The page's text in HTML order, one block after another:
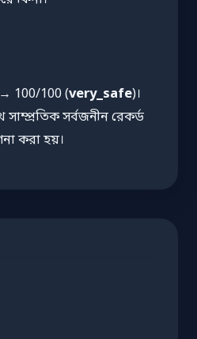
100/100 (very_safe)।
সাম্প্রতিক সর্বজনীন রেকর্ড
করা হয়।